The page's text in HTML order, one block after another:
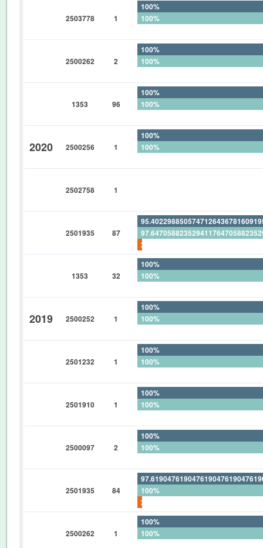
2503778 1
100%
100%
2500262 2
100%
100%
1353 96
100%
100%
2020 2500256 1
100%
100%
2502758 1
2501935 87
1353 32
100%
100%
2019 2500252 1
100%
100%
2501232 1
100%
100%
2501910 1
100%
100%
2500097 2
100%
100%
2501935 84
100%
2500262 1
100%
100%